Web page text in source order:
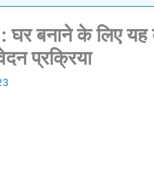
बनाने के लिए यह
प्रक्रिया